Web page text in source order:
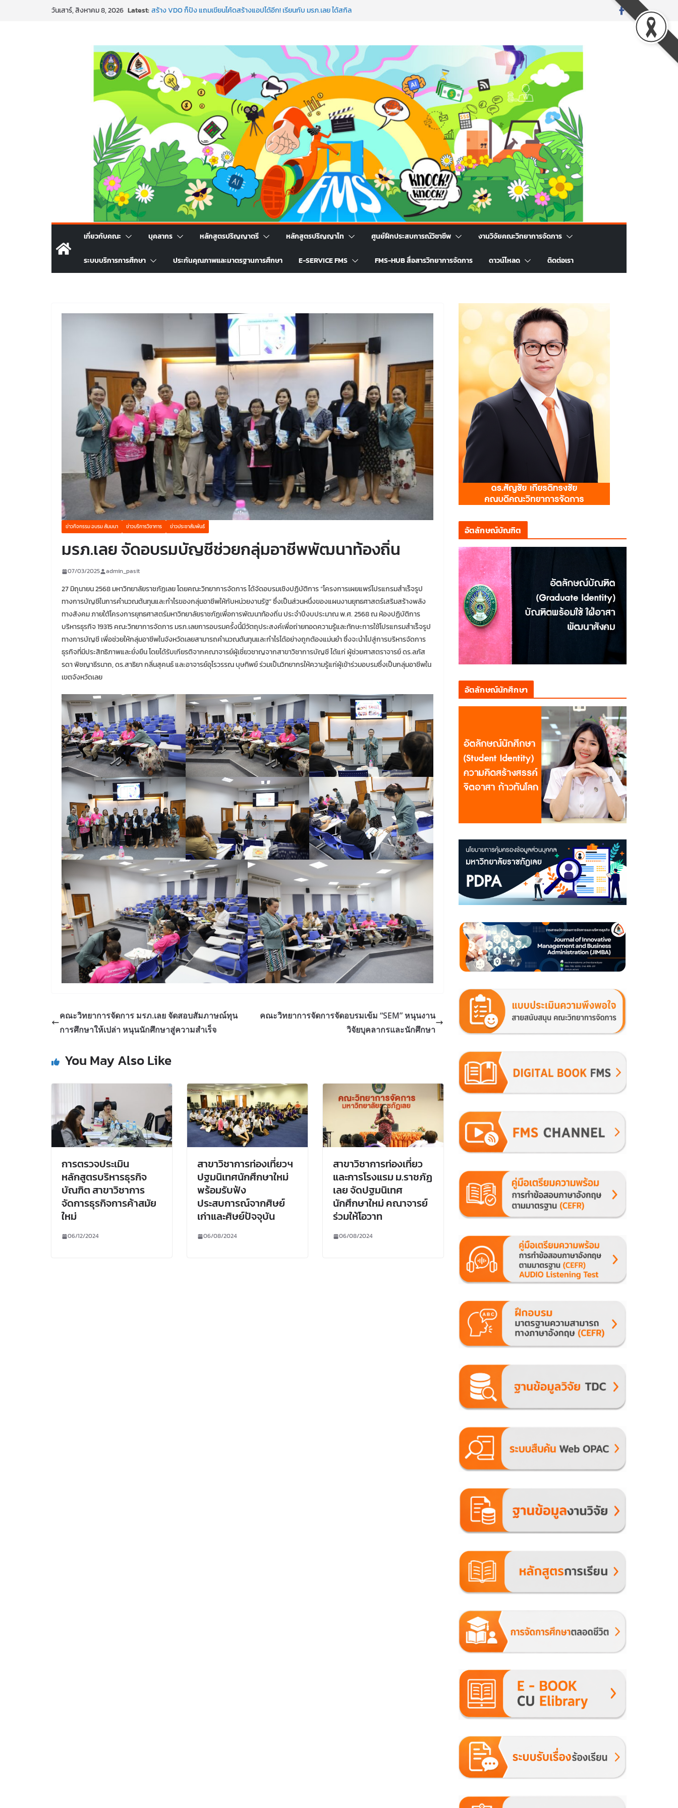
วันเสาร์, สิงหาคม 8, 2026 Latest:SMEs ยุคนี้ ถ้าไม่ใช้ AI ถือว่าพลาดมาก!
พร้อมลุยแล้ว! ปักหมุดโรดแมป AI อัปสกิลธุรกิจให้พุ่งทะยาน
พาธุรกิจท้องถิ่นสู่ตลาดโลก ด้วยเทคโนโลยี AI!
เกี่ยวกับคณะ บุคลากร หลักสูตรปริญญาตรี หลักสูตรปริญญาโท ศูนย์ฝึกประสบการณ์วิชาชีพ งานวิจัยคณะวิทยาการจัดการ
ระบบบริการการศึกษา ประกันคุณภาพและมาตรฐานการศึกษา E-SERVICE FMS FMS-HUB สื่อสารวิทยาการจัดการ ดาวน์โหลด ติดต่อเรา
ข่าวกิจกรรม อบรม สัมมนา ข่าวบริการวิชาการ ข่าวประชาสัมพันธ์
มรภ.เลย จัดอบรมบัญชีช่วยกลุ่มอาชีพพัฒนาท้องถิ่น
07/03/2025 admin_pasit
27 มิถุนายน 2568 มหาวิทยาลัยราชภัฏเลย โดยคณะวิทยาการจัดการ ได้จัดอบรมเชิงปฏิบัติการ “โครงการเผยแพร่โปรแกรมสำเร็จรูป
ทางการบัญชีในการคำนวณต้นทุนและกำไรของกลุ่มอาชีพให้กับหน่วยงานรัฐ” ซึ่งเป็นส่วนหนึ่งของแผนงานยุทธศาสตร์เสริมสร้างพลัง
ทางสังคม ภายใต้โครงการยุทธศาสตร์มหาวิทยาลัยราชภัฏเพื่อการพัฒนาท้องถิ่น ประจำปีงบประมาณ พ.ศ. 2568 ณ ห้องปฏิบัติการ
บริหารธุรกิจ 19315 คณะวิทยาการจัดการ มรภ.เลยการอบรมครั้งนี้มีวัตถุประสงค์เพื่อถ่ายทอดความรู้และทักษะการใช้โปรแกรมสำเร็จรูป
ทางการบัญชี เพื่อช่วยให้กลุ่มอาชีพในจังหวัดเลยสามารถคำนวณต้นทุนและกำไรได้อย่างถูกต้องแม่นยำ ซึ่งจะนำไปสู่การบริหารจัดการ
ธุรกิจที่มีประสิทธิภาพและยั่งยืน โดยได้รับเกียรติจากคณาจารย์ผู้เชี่ยวชาญจากสาขาวิชาการบัญชี ได้แก่ ผู้ช่วยศาสตราจารย์ ดร.ลภัส
รดา พิชญาธีรนาถ, ดร.สาธิยา กลิ่นสุคนธ์ และอาจารย์อุไรวรรณ บุษทิพย์ ร่วมเป็นวิทยากรให้ความรู้แก่ผู้เข้าร่วมอบรมซึ่งเป็นกลุ่มอาชีพใน
เขตจังหวัดเลย
คณะวิทยาการจัดการ มรภ.เลย จัดสอบสัมภาษณ์ทุน
การศึกษาให้เปล่า หนุนนักศึกษาสู่ความสำเร็จ
คณะวิทยาการจัดการจัดอบรมเข้ม “SEM” หนุนงาน
วิจัยบุคลากรและนักศึกษา
You May Also Like
การตรวจประเมิน
หลักสูตรบริหารธุรกิจ
บัณฑิต สาขาวิชาการ
จัดการธุรกิจการค้าสมัย
ใหม่
06/12/2024
สาขาวิชาการท่องเที่ยวฯ
ปฐมนิเทศนักศึกษาใหม่
พร้อมรับฟัง
ประสบการณ์จากศิษย์
เก่าและศิษย์ปัจจุบัน
06/08/2024
สาขาวิชาการท่องเที่ยว
และการโรงแรม ม.ราชภัฏ
เลย จัดปฐมนิเทศ
นักศึกษาใหม่ คณาจารย์
ร่วมให้โอวาท
06/08/2024
อัตลักษณ์บัณฑิต
อัตลักษณ์นักศึกษา